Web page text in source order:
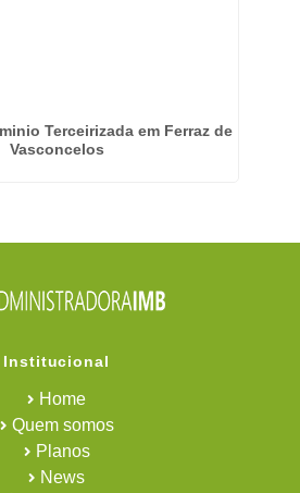
Terceirizada em Ferraz de
Vasconcelos
Institucional
Home
Quem somos
Planos
News